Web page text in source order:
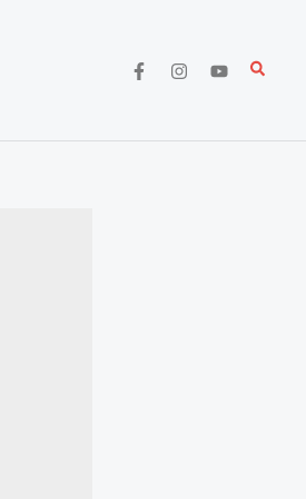
Buscar